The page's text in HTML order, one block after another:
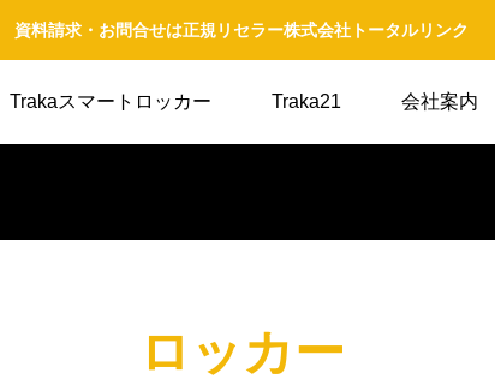
資料請求・お問合せは正規リセラー株式会社トータルリンク
Trakaスマートロッカー Traka21 会社案内
ロッカー